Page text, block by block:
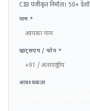
CIB पंजीकृत निर्माता। 50+
नाम *
व्हाट्सएप / फोन *
आवश्यकता